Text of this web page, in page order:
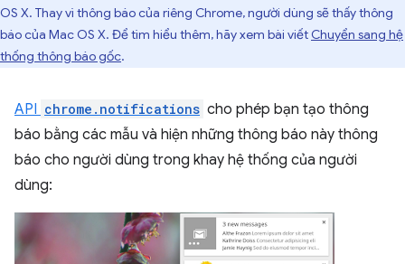
OS X. Thay vì thông báo của riêng Chrome, người dùng sẽ thấy thông
báo của Mac OS X. Để tìm hiểu thêm, hãy xem bài viết Chuyển sang hệ
thống thông báo gốc.
API chrome.notifications cho phép bạn tạo thông
báo bằng các mẫu và hiện những thông báo này thông
báo cho người dùng trong khay hệ thống của người
dùng: